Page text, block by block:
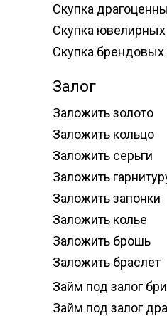
Скупка
Скупка
Залог
Скупка
Заложить золото
Заложить кольцо
Заложить серьги
Заложить
Заложить запонки
Заложить колье
Заложить брошь
Заложить браслет
Займ под залог
Займ под залог